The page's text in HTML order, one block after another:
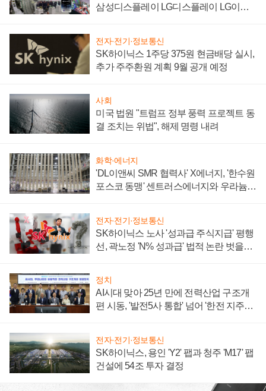
삼성디스플레이 LG디스플레이 LG이노
전자·전기·정보통신
SK하이닉스 1주당 375원 현금배당 실시,
추가 주주환원 계획 9월 공개 예정
사회
미국 법원 "트럼프 정부 풍력 프로젝트 동
결 조치는 위법", 해제 명령 내려
화학·에너지
'DL이앤씨 SMR 협력사' X에너지, '한수원
포스코 동맹' 센트러스에너지와 우라늄
전자·전기·정보통신
SK하이닉스 노사 '성과급 주식지급' 평행
선, 곽노정 'N% 성과급' 법적 논란 벗을지
정치
AI시대 맞아 25년 만에 전력산업 구조개
편 시동, '발전5사 통합' 넘어 '한전 지주사'
전자·전기·정보통신
SK하이닉스, 용인 'Y2' 팹과 청주 'M17' 팹
건설에 54조 투자 결정